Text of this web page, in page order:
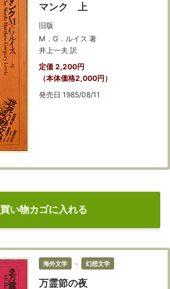
マンク 上
旧版
M．G．ルイス 著
井上一夫 訳
定価 2,200円
（本体価格2,000円）
発売日 1985/08/11
買い物カゴに入れる
海外文学 ＞ 幻想文学
万霊節の夜